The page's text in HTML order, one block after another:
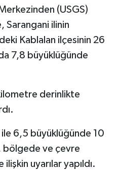
(USGS)
Sarangani ilinin
Kablalan ilçesinin 26
7,8 büyüklüğünde
derinlikte
6,5 büyüklüğünde 10
bölgede ve çevre
uyarılar yapıldı.